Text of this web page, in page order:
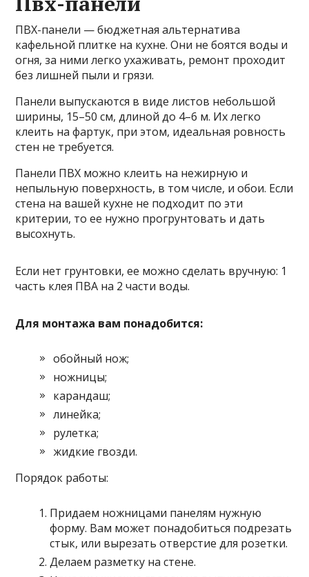
ПВХ-панели — бюджетная альтернатива
кафельной плитке на кухне. Они не боятся воды и
огня, за ними легко ухаживать, ремонт проходит
без лишней пыли и грязи.
Панели выпускаются в виде листов небольшой
ширины, 15–50 см, длиной до 4–6 м. Их легко
клеить на фартук, при этом, идеальная ровность
стен не требуется.
Панели ПВХ можно клеить на нежирную и
непыльную поверхность, в том числе, и обои. Если
стена на вашей кухне не подходит по эти
критерии, то ее нужно прогрунтовать и дать
высохнуть.
Если нет грунтовки, ее можно сделать вручную: 1
часть клея ПВА на 2 части воды.
Для монтажа вам понадобится:
обойный нож;
ножницы;
карандаш;
линейка;
рулетка;
жидкие гвозди.
Порядок работы:
Придаем ножницами панелям нужную
форму. Вам может понадобиться подрезать
стык, или вырезать отверстие для розетки.
Делаем разметку на стене.